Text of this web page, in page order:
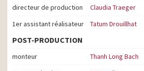
directeur de production
Claudia Traeger
1er assistant réalisateur
Tatum Drouillhat
POST-PRODUCTION
monteur
Thanh Long Bach